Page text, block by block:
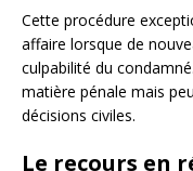
Cette procédure
affaire lorsque de
culpabilité du
matière pénale mais
décisions civiles.
Le recours en